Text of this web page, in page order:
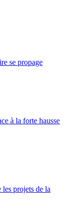
se propage
à la forte hausse
les projets de la